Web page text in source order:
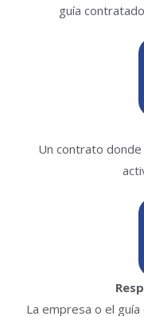
guía
Un contrato
La empresa o el